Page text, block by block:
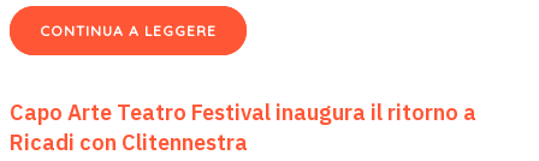
CONTINUA A LEGGERE
Capo Arte Teatro Festival inaugura il ritorno a
Ricadi con Clitennestra